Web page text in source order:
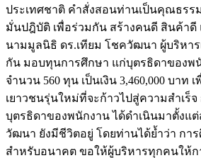
ประเทศชาติ คำสั่งสอนท่านเป็นคุณธร
มั่นปฎิบัติ เพื่อร่วมกัน สร้างคนดี สินค้าดี
นามมูลนิธิ ดร.เทียม โชควัฒนา ผู้บริหา
กัน มอบทุนการศึกษา แก่บุตรธิดาของพ
จำนวน 560 ทุน เป็นเงิน 3,460,000 บาท
เยาวชนรุ่นใหม่ที่จะก้าวไปสู่ความสำเร็
บุตรธิดาของพนักงาน ได้ดำเนินมาตั้งแ
วัฒนา ยังมีชีวิตอยู่ โดยท่านได้ย้ำว่า กา
สำหรับอนาคต ขอให้ผู้บริหารทุกคนให้